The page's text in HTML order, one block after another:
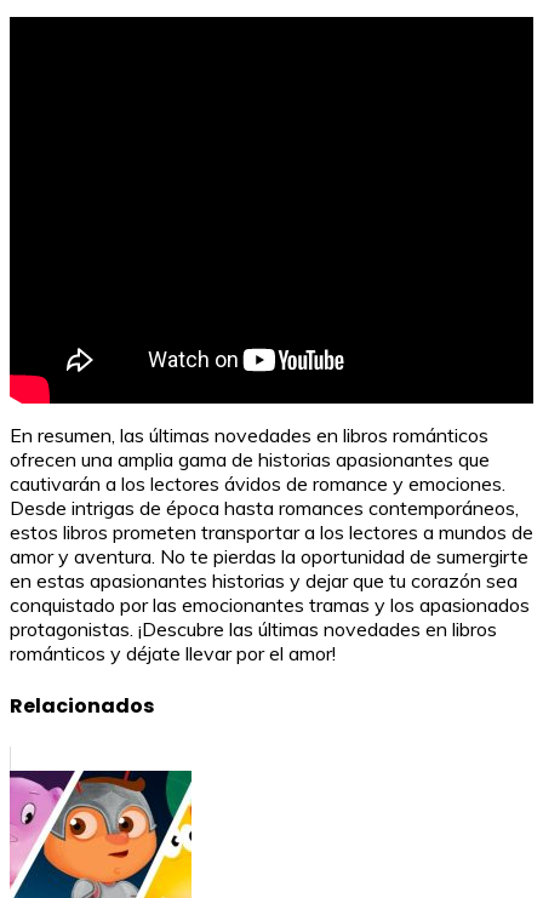
En resumen, las últimas novedades en libros románticos
ofrecen una amplia gama de historias apasionantes que
cautivarán a los lectores ávidos de romance y emociones.
Desde intrigas de época hasta romances contemporáneos,
estos libros prometen transportar a los lectores a mundos de
amor y aventura. No te pierdas la oportunidad de sumergirte
en estas apasionantes historias y dejar que tu corazón sea
conquistado por las emocionantes tramas y los apasionados
protagonistas. ¡Descubre las últimas novedades en libros
románticos y déjate llevar por el amor!
Relacionados